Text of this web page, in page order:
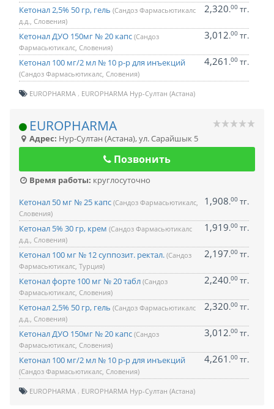
Кетонал 2,5% 50 гр, гель (Сандоз Фармасьютикалс
д.д., Словения)
2,320.00 тг.
Кетонал ДУО 150мг № 20 капс (Сандоз
Фармасьютикалс, Словения)
3,012.00 тг.
Кетонал 100 мг/2 мл № 10 р-р для инъекций
(Сандоз Фармасьютикалс, Словения)
4,261 .00 тг.
EUROPHARMA EUROPHARMA Нур-Султан (Астана)
EUROPHARMA
Адрес: Нур-Султан (Астана),ул. Сарайшык 5
Позвонить
Время работы: круглосуточно
Кетонал 50 мг № 25 капс (Сандоз Фармасьютикалс,
Словения)
1,908.00 тг.
Кетонал 5% 30 гр, крем (Сандоз Фармасьютикалс
д.д., Словения)
1,919.00 тг.
Кетонал 100 мг № 12 суппозит. ректал. (Сандоз
Фармасьютикалс, Турция)
2,197.00 тг.
Кетонал форте 100 мг № 20 табл (Сандоз
Фармасьютикалс, Словения)
2,240.00 тг.
Кетонал 2,5% 50 гр, гель (Сандоз Фармасьютикалс
д.д., Словения)
2,320.00 тг.
Кетонал ДУО 150мг № 20 капс (Сандоз
Фармасьютикалс, Словения)
3,012.00 тг.
Кетонал 100 мг/2 мл № 10 р-р для инъекций
(Сандоз Фармасьютикалс, Словения)
4,261 .00 тг.
EUROPHARMA EUROPHARMA Нур-Султан (Астана)